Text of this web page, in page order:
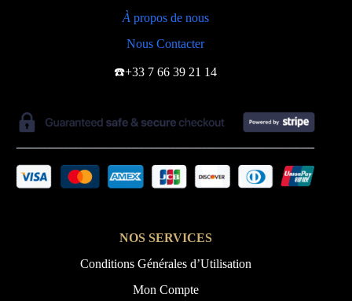
À propos de nous
Nous Contacter
☎️+33 7 66 39 21 14
NOS SERVICES
Conditions Générales d’Utilisation
Mon Compte